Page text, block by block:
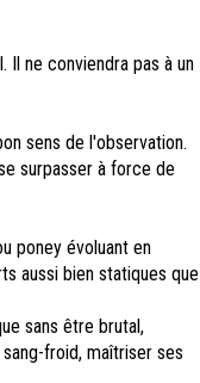
ne conviendra pas à un
sens de l'observation.
surpasser à force de
poney évoluant en
aussi bien statiques que
sans être brutal,
froid, maîtriser ses